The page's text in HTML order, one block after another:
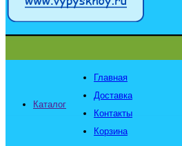
Каталог
Главная
Доставка
Контакты
Корзина